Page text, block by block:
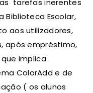
tarefas inerentes
Escolar,
aos utilizadores,
após empréstimo,
implica
ColorAdd e de
( os alunos